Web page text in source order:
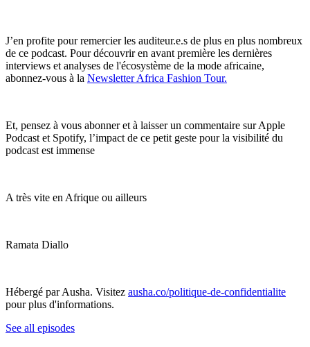
J’en profite pour remercier les auditeur.e.s de plus en plus nombreux
de ce podcast. Pour découvrir en avant première les dernières
interviews et analyses de l'écosystème de la mode africaine,
abonnez-vous à la ⁠⁠⁠ Newsletter Africa Fashion Tour⁠⁠⁠.
Et, pensez à vous abonner et à laisser un commentaire sur Apple
Podcast et Spotify, l’impact de ce petit geste pour la visibilité du
podcast est immense
A très vite en Afrique ou ailleurs
Ramata Diallo
Hébergé par Ausha. Visitez ausha.co/politique-de-confidentialite
pour plus d'informations.
See all episodes